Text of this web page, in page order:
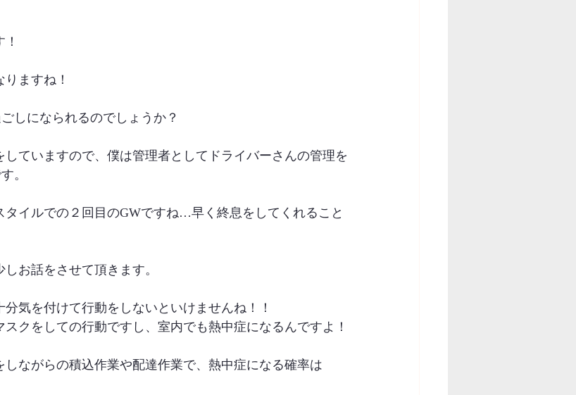
ますね！
しになられるのでしょうか？
ていますので、僕は管理者としてドライバーさんの管理を
。
タイルでの２回目のGWですね…早く終息をしてくれること
お話をさせて頂きます。
気を付けて行動をしないといけませんね！！
クをしての行動ですし、室内でも熱中症になるんですよ！
ながらの積込作業や配達作業で、熱中症になる確率は